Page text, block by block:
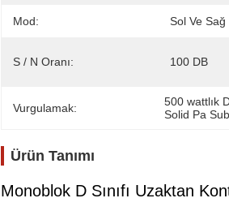
Mod: Sol Ve
S / N Oranı: 100 DB
Vurgulamak: 500 wattlık
Solid Pa
Ürün Tanımı
Monoblok D Sınıfı Uzaktan